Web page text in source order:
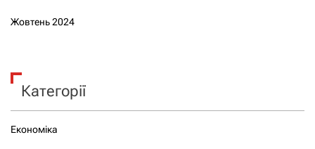
Жовтень 2024
Категорії
Економіка